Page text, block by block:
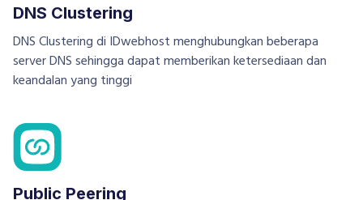
DNS Clustering
DNS Clustering di IDwebhost menghubungkan beberapa
server DNS sehingga dapat memberikan ketersediaan dan
keandalan yang tinggi
Public Peering